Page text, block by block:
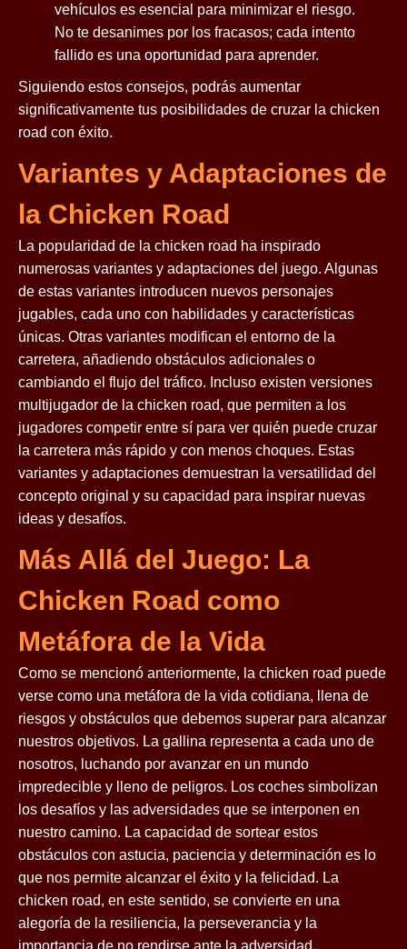
vehículos es esencial para minimizar el riesgo.
No te desanimes por los fracasos; cada intento
fallido es una oportunidad para aprender.
Siguiendo estos consejos, podrás aumentar
significativamente tus posibilidades de cruzar la chicken
road con éxito.
Variantes y Adaptaciones de
la Chicken Road
La popularidad de la chicken road ha inspirado
numerosas variantes y adaptaciones del juego. Algunas
de estas variantes introducen nuevos personajes
jugables, cada uno con habilidades y características
únicas. Otras variantes modifican el entorno de la
carretera, añadiendo obstáculos adicionales o
cambiando el flujo del tráfico. Incluso existen versiones
multijugador de la chicken road, que permiten a los
jugadores competir entre sí para ver quién puede cruzar
la carretera más rápido y con menos choques. Estas
variantes y adaptaciones demuestran la versatilidad del
concepto original y su capacidad para inspirar nuevas
ideas y desafíos.
Más Allá del Juego: La
Chicken Road como
Metáfora de la Vida
Como se mencionó anteriormente, la chicken road puede
verse como una metáfora de la vida cotidiana, llena de
riesgos y obstáculos que debemos superar para alcanzar
nuestros objetivos. La gallina representa a cada uno de
nosotros, luchando por avanzar en un mundo
impredecible y lleno de peligros. Los coches simbolizan
los desafíos y las adversidades que se interponen en
nuestro camino. La capacidad de sortear estos
obstáculos con astucia, paciencia y determinación es lo
que nos permite alcanzar el éxito y la felicidad. La
chicken road, en este sentido, se convierte en una
alegoría de la resiliencia, la perseverancia y la
importancia de no rendirse ante la adversidad.